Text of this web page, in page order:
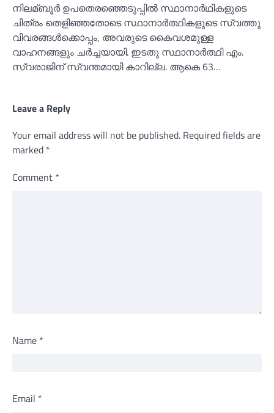
നിലമ്ബൂര്‍ ഉപതെരഞ്ഞെടുപ്പില്‍ സ്ഥാനാർഥികളുടെ
ചിത്രം തെളിഞ്ഞതോടെ സ്ഥാനാര്‍ത്ഥികളുടെ സ്വത്തു
വിവരങ്ങള്‍ക്കൊപ്പം, അവരുടെ കൈവശമുള്ള
വാഹനങ്ങളും ചർച്ചയായി. ഇടതു സ്ഥാനാര്‍ത്ഥി എം.
സ്വരാജിന് സ്വന്തമായി കാറില്ല. ആകെ 63…
Leave a Reply
Your email address will not be published. Required fields are
marked *
Comment *
Name *
Email *